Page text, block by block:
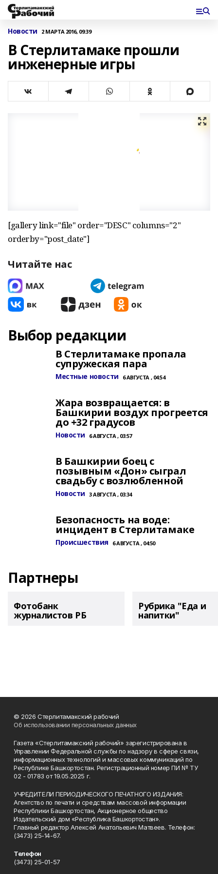
Новости 2 МАРТА 2016, 09:39
В Стерлитамаке прошли
инженерные игры
[gallery link="file" order="DESC" columns="2"
orderby="post_date"]
Читайте нас
Выбор редакции
В Стерлитамаке пропала
супружеская пара
Местные новости 6 АВГУСТА , 04:54
Жара возвращается: в
Башкирии воздух прогреется
до +32 градусов
Новости 6 АВГУСТА , 03:57
В Башкирии боец с
позывным «Дон» сыграл
свадьбу с возлюбленной
Новости 3 АВГУСТА , 03:34
Безопасность на воде:
инцидент в Стерлитамаке
Происшествия 6 АВГУСТА , 04:50
Партнеры
Фотобанк
журналистов РБ
Рубрика "Еда и
напитки"
© 2026 Стерлитамакский рабочий
Об использовании персональных данных
Газета «Стерлитамакский рабочий» зарегистрирована в
Управлении Федеральной службы по надзору в сфере связи,
информационных технологий и массовых коммуникаций по
Республике Башкортостан. Регистрационный номер ПИ № ТУ
02 - 01783 от 19.05.2025 г.
УЧРЕДИТЕЛИ ПЕРИОДИЧЕСКОГО ПЕЧАТНОГО ИЗДАНИЯ:
Агентство по печати и средствам массовой информации
Республики Башкортостан, Акционерное общество
Издательский дом «Республика Башкортостан».
Главный редактор Алексей Анатольевич Матвеев. Телефон:
(3473) 25-14-67.
Телефон
(3473) 25-01-57